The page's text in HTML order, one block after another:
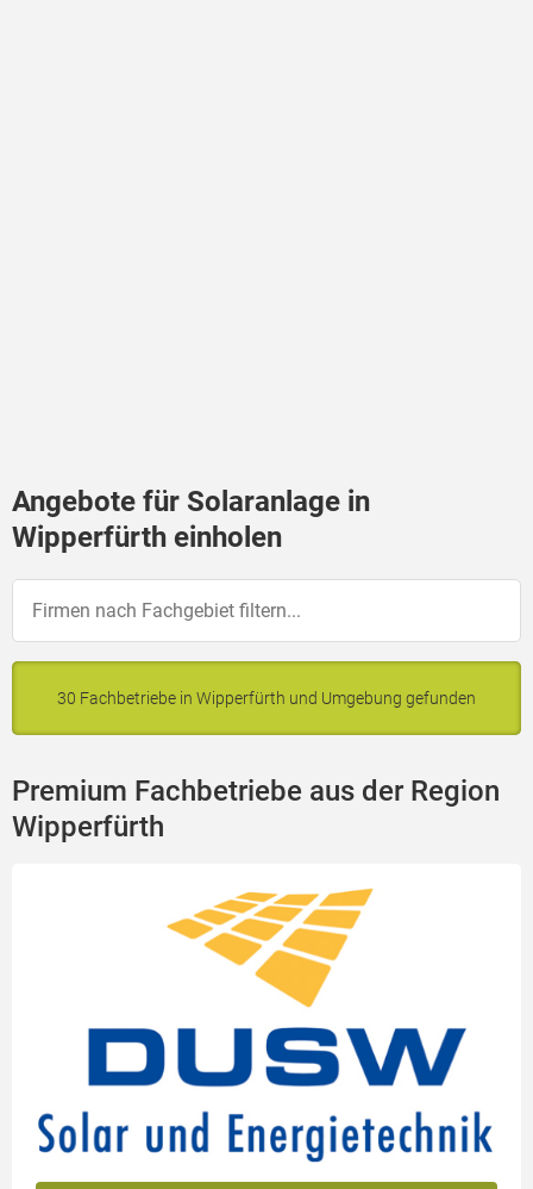
Angebote für Solaranlage in
Wipperfürth einholen
30 Fachbetriebe in Wipperfürth und Umgebung gefunden
Premium Fachbetriebe aus der Region
Wipperfürth